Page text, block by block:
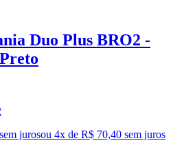
Duo Plus BRO2 -
jurosou 4x de R$ 70,40 sem juros